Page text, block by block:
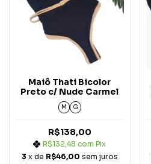
Maiô Thati Bicolor
Preto c/ Nude Carmel
M G
R$138,00
R$132,48com Pix
3 x de R$46,00 sem juros